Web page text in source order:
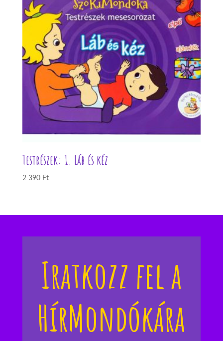
Testrészek: 1. Láb és kéz
2 390 Ft
Iratkozz fel a
HírMondókára